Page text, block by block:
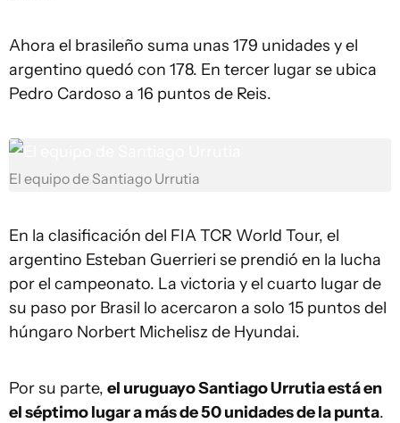
Ahora el brasileño suma unas 179 unidades y el
argentino quedó con 178. En tercer lugar se ubica
Pedro Cardoso a 16 puntos de Reis.
El equipo de Santiago Urrutia
En la clasificación del FIA TCR World Tour, el
argentino Esteban Guerrieri se prendió en la lucha
por el campeonato. La victoria y el cuarto lugar de
su paso por Brasil lo acercaron a solo 15 puntos del
húngaro Norbert Michelisz de Hyundai.
Por su parte, el uruguayo Santiago Urrutia está en
el séptimo lugar a más de 50 unidades de la punta.